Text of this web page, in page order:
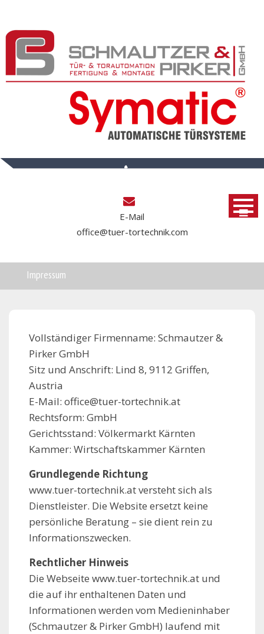
content
E-Mail
office@tuer-tortechnik.com
Impressum
Vollständiger Firmenname: Schmautzer &
Pirker GmbH
Sitz und Anschrift: Lind 8, 9112 Griffen,
Austria
E-Mail: office@tuer-tortechnik.at
Rechtsform: GmbH
Gerichtsstand: Völkermarkt Kärnten
Kammer: Wirtschaftskammer Kärnten
Grundlegende Richtung
www.tuer-tortechnik.at versteht sich als
Dienstleister. Die Website ersetzt keine
persönliche Beratung – sie dient rein zu
Informationszwecken.
Rechtlicher Hinweis
Die Webseite www.tuer-tortechnik.at und
die auf ihr enthaltenen Daten und
Informationen werden vom Medieninhaber
(Schmautzer & Pirker GmbH) laufend mit